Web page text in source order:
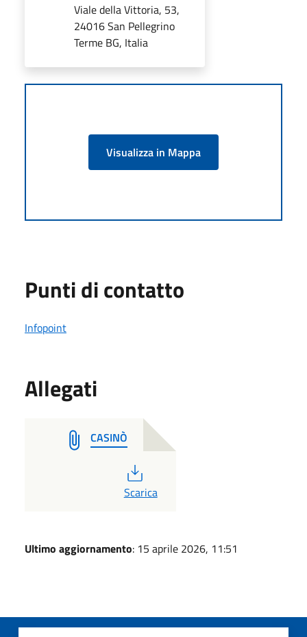
Viale della Vittoria, 53,
24016 San Pellegrino
Terme BG, Italia
Visualizza in Mappa
Punti di contatto
Infopoint
Allegati
CASINÒ
PDF
Scarica
Ultimo aggiornamento: 15 aprile 2026, 11:51